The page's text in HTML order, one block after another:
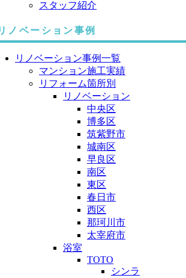
スタッフ紹介
ノベーション事例
リノベーション事例一覧
マンション施工実績
リフォーム箇所別
リノベーション
中央区
博多区
筑紫野市
城南区
早良区
南区
東区
春日市
西区
那珂川市
太宰府市
浴室
TOTO
シンラ